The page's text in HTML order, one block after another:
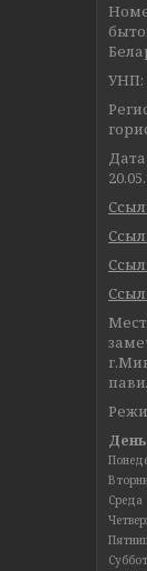
УНП:
День
Среда